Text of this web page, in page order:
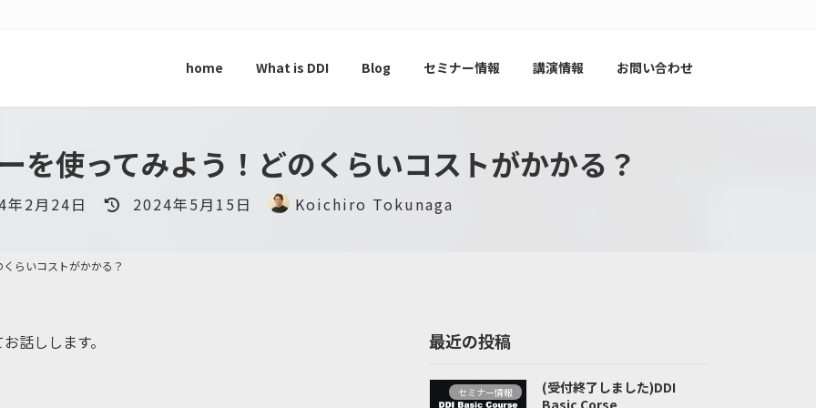
home What is DDI Blog セミナー情報 講演情報 お問い合わせ
を使ってみよう！どのくらいコストがかかる？
年2月24日
最
2024年5月15日 Koichiro Tokunaga
らいコストがかかる？
話しします。 最近の投稿
セミナー情報
(受付終了しました)DDI